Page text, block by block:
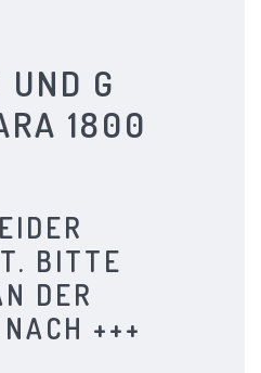
UND G
1800
BITTE
DER
+++